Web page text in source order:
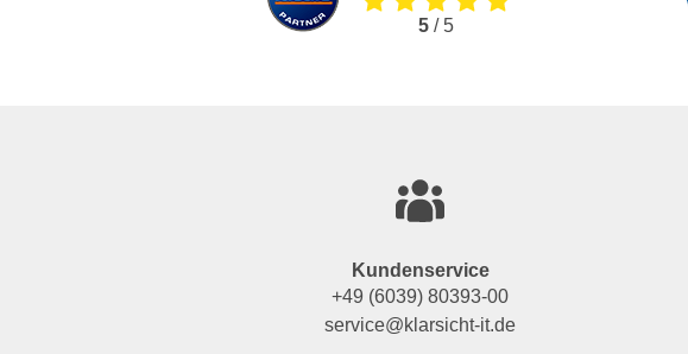
5/ 5
Kundenservice
+49 (6039) 80393-00
service@klarsicht-it.de